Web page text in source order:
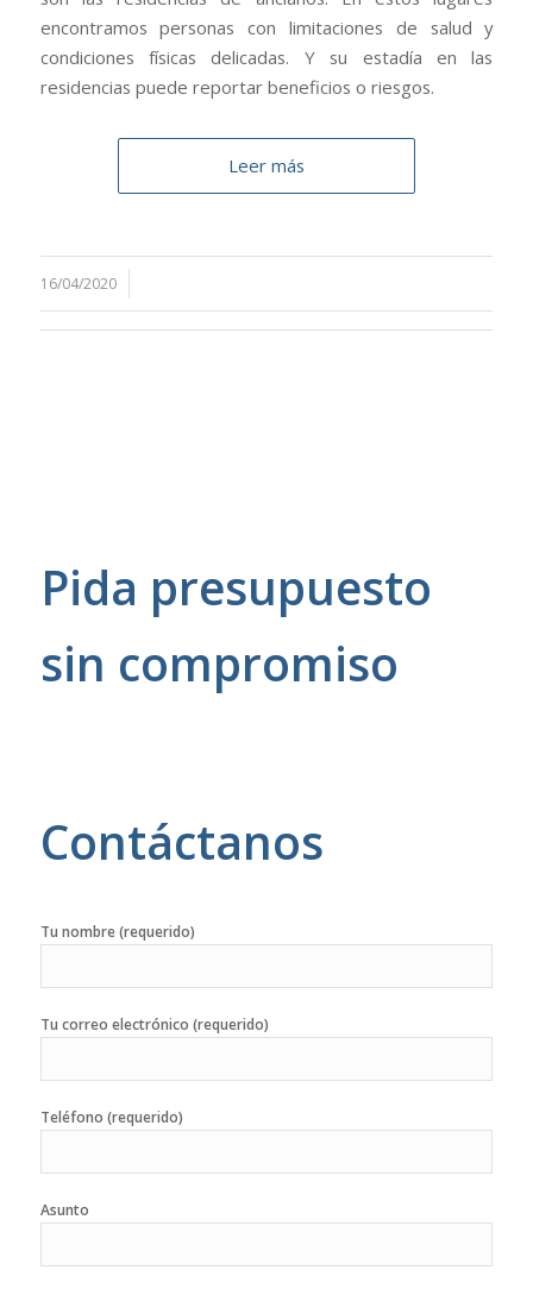
encontramos personas con limitaciones de salud y
condiciones físicas delicadas. Y su estadía en las
residencias puede reportar beneficios o riesgos.
Leer más
16/04/2020
Pida presupuesto
sin compromiso
Contáctanos
Tu nombre (requerido)
Tu correo electrónico (requerido)
Teléfono (requerido)
Asunto